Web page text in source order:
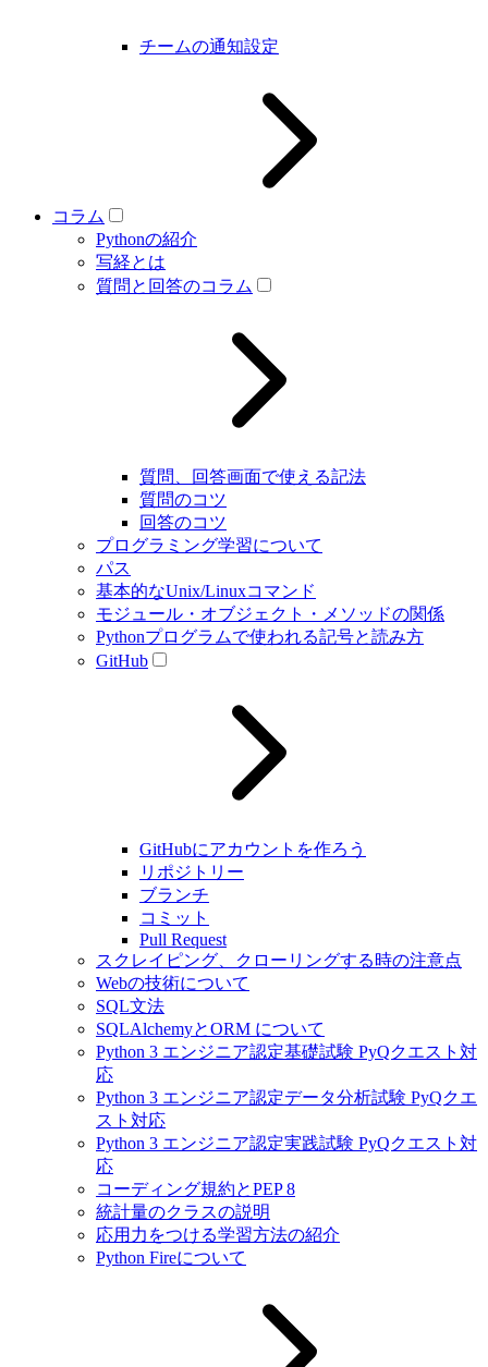
チームの通知設定
コラム
Pythonの紹介
写経とは
質問と回答のコラム
質問、回答画面で使える記法
質問のコツ
回答のコツ
プログラミング学習について
パス
基本的なUnix/Linuxコマンド
モジュール・オブジェクト・メソッドの関係
Pythonプログラムで使われる記号と読み方
GitHub
GitHubにアカウントを作ろう
リポジトリー
ブランチ
コミット
Pull Request
スクレイピング、クローリングする時の注意点
Webの技術について
SQL文法
SQLAlchemyとORM について
Python 3 エンジニア認定基礎試験 PyQクエスト対
応
Python 3 エンジニア認定データ分析試験 PyQクエ
スト対応
Python 3 エンジニア認定実践試験 PyQクエスト対
応
コーディング規約とPEP 8
統計量のクラスの説明
応用力をつける学習方法の紹介
Python Fireについて